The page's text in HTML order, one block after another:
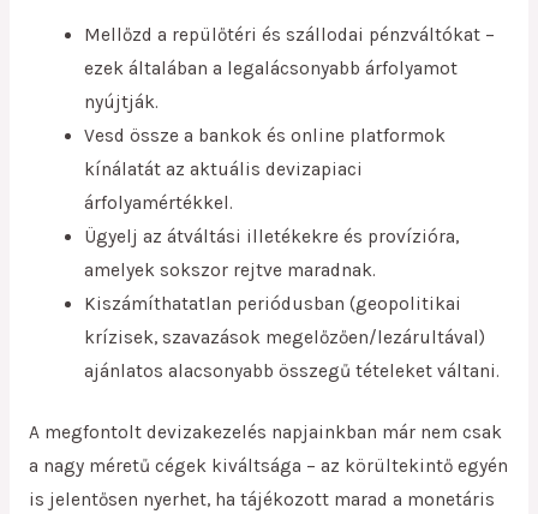
Mellőzd a repülőtéri és szállodai pénzváltókat –
ezek általában a legalácsonyabb árfolyamot
nyújtják.
Vesd össze a bankok és online platformok
kínálatát az aktuális devizapiaci
árfolyamértékkel.
Ügyelj az átváltási illetékekre és provízióra,
amelyek sokszor rejtve maradnak.
Kiszámíthatatlan periódusban (geopolitikai
krízisek, szavazások megelőzően/lezárultával)
ajánlatos alacsonyabb összegű tételeket váltani.
A megfontolt devizakezelés napjainkban már nem csak
a nagy méretű cégek kiváltsága – az körültekintő egyén
is jelentősen nyerhet, ha tájékozott marad a monetáris